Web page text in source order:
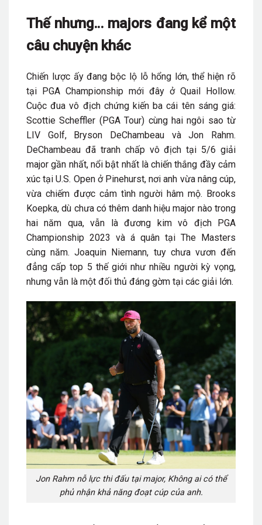
Thế nhưng… majors đang kể một
câu chuyện khác
Chiến lược ấy đang bộc lộ lỗ hổng lớn, thể hiện rõ
tại PGA Championship mới đây ở Quail Hollow.
Cuộc đua vô địch chứng kiến ba cái tên sáng giá:
Scottie Scheffler (PGA Tour) cùng hai ngôi sao từ
LIV Golf, Bryson DeChambeau và Jon Rahm.
DeChambeau đã tranh chấp vô địch tại 5/6 giải
major gần nhất, nổi bật nhất là chiến thắng đầy cảm
xúc tại U.S. Open ở Pinehurst, nơi anh vừa nâng cúp,
vừa chiếm được cảm tình người hâm mộ. Brooks
Koepka, dù chưa có thêm danh hiệu major nào trong
hai năm qua, vẫn là đương kim vô địch PGA
Championship 2023 và á quân tại The Masters
cùng năm. Joaquin Niemann, tuy chưa vươn đến
đẳng cấp top 5 thế giới như nhiều người kỳ vọng,
nhưng vẫn là một đối thủ đáng gờm tại các giải lớn.
Jon Rahm nỗ lực thi đấu tại major, Không ai có thể
phủ nhận khả năng đoạt cúp của anh.